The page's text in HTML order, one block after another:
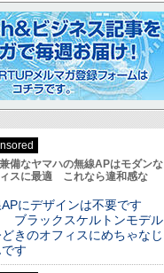
備なヤマハの無線APはモダンな
スに最適 これなら違和感な
にデザインは不要です
ブラックスケルトンモデル
きのオフィスにめちゃなじ
す